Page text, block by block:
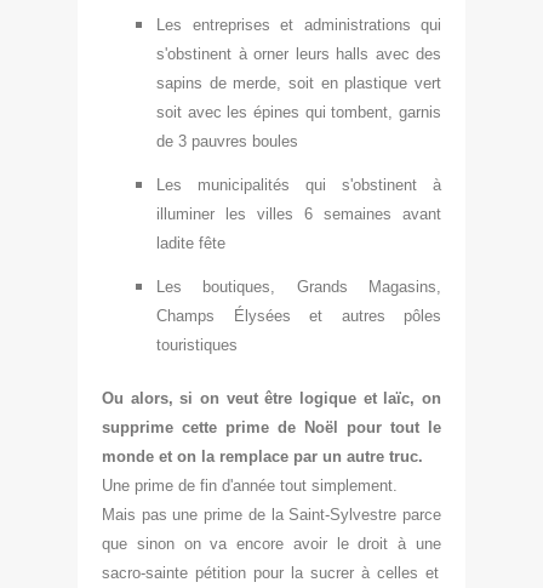
Les entreprises et administrations qui
s'obstinent à orner leurs hall s avec des
sapins de merde, soit en plastique vert
soit avec les épines qui tombent , garnis
de 3 pauvres boules
Les municipalités qui s'obstinent à
illuminer les villes 6 semaines avant
ladite fête
Les boutiques , Grands Magasins,
Champs
Élysées et autres pôles
touristiques
Ou alors, si on veut être logique et laïc, on
supprime cette prime de Noël pour tout le
monde et on la remplace par un autre truc.
Une prime de fin d'année tout simplement.
Mais pas une prime de la Saint-Sylvestre parce
que sinon on va encore avoir le droit à une
sacro-sainte pétition pour la sucrer à celles et